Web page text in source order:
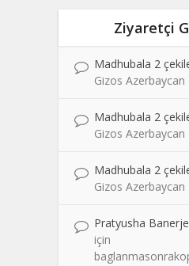
Ziyaretçi
Madhubala 2
Gizos Azerbaycan
Madhubala 2
Gizos Azerbaycan
Madhubala 2
Gizos Azerbaycan
Pratyusha
için